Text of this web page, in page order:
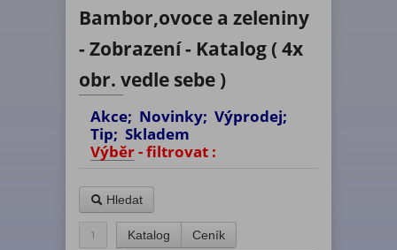
Bambor,ovoce a zeleniny
- Zobrazení - Katalog ( 4x
obr. vedle sebe )
Akce; Novinky; Výprodej;
Tip; Skladem
Výběr - filtrovat :
Hledat
1 Katalog Ceník